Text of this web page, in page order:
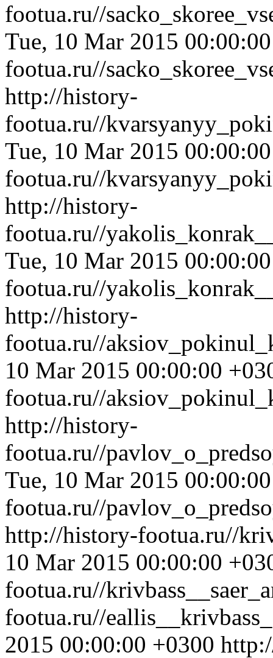
footua.ru//
Tue, 10 Mar 2015
footua.ru//
http://history-
footua.ru//
Tue, 10 Mar 2015
footua.ru//
http://history-
footua.ru//
Tue, 10 Mar 2015
footua.ru//
http://history-
footua.ru//
10 Mar 2015 00:00:00
footua.ru//
http://history-
footua.ru//
Tue, 10 Mar 2015
footua.ru//
http://history-footua.ru//
10 Mar 2015 00:00:00
footua.ru//
footua.ru//
2015 00:00:00 +0300